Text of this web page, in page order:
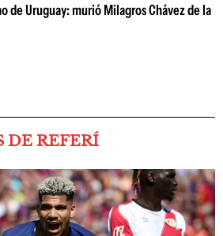
de Uruguay: murió Milagros Chávez de la
DE REFERÍ